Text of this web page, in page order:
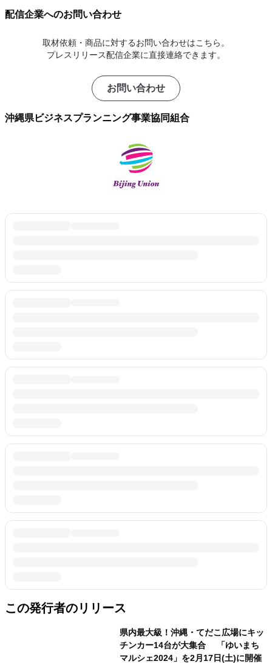
配信企業へのお問い合わせ
取材依頼・商品に対するお問い合わせはこちら。
プレスリリース配信企業に直接連絡できます。
お問い合わせ
沖縄県ビジネスプランニング事業協同組合
この発行者のリリース
県内最大級！沖縄・てだこ広場にキッ
チンカー14台が大集合 「ゆいまち
マルシェ2024」を2月17日(土)に開催